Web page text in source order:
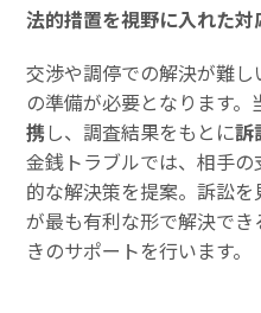
法的措置を視野に入れた対
交渉や調停での解決が難
の準備が必要となります
携し、調査結果をもとに訴
金銭トラブルでは、相手
的な解決策を提案。訴訟
が最も有利な形で解決で
きのサポートを行います。